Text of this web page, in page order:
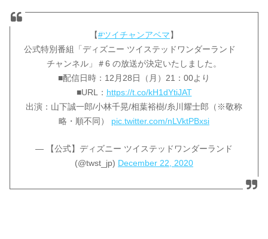
【#ツイチャンアベマ】
公式特別番組「ディズニー ツイステッドワンダーランド
チャンネル」＃6 の放送が決定いたしました。
■配信日時：12月28日（月）21：00より
■URL： https://t.co/kH1dYtiJAT
出演：山下誠一郎/小林千晃/相葉裕樹/糸川耀士郎（※敬称
略・順不同） pic.twitter.com/nLVktPBxsi
— 【公式】ディズニー ツイステッドワンダーランド
(@twst_jp) December 22, 2020